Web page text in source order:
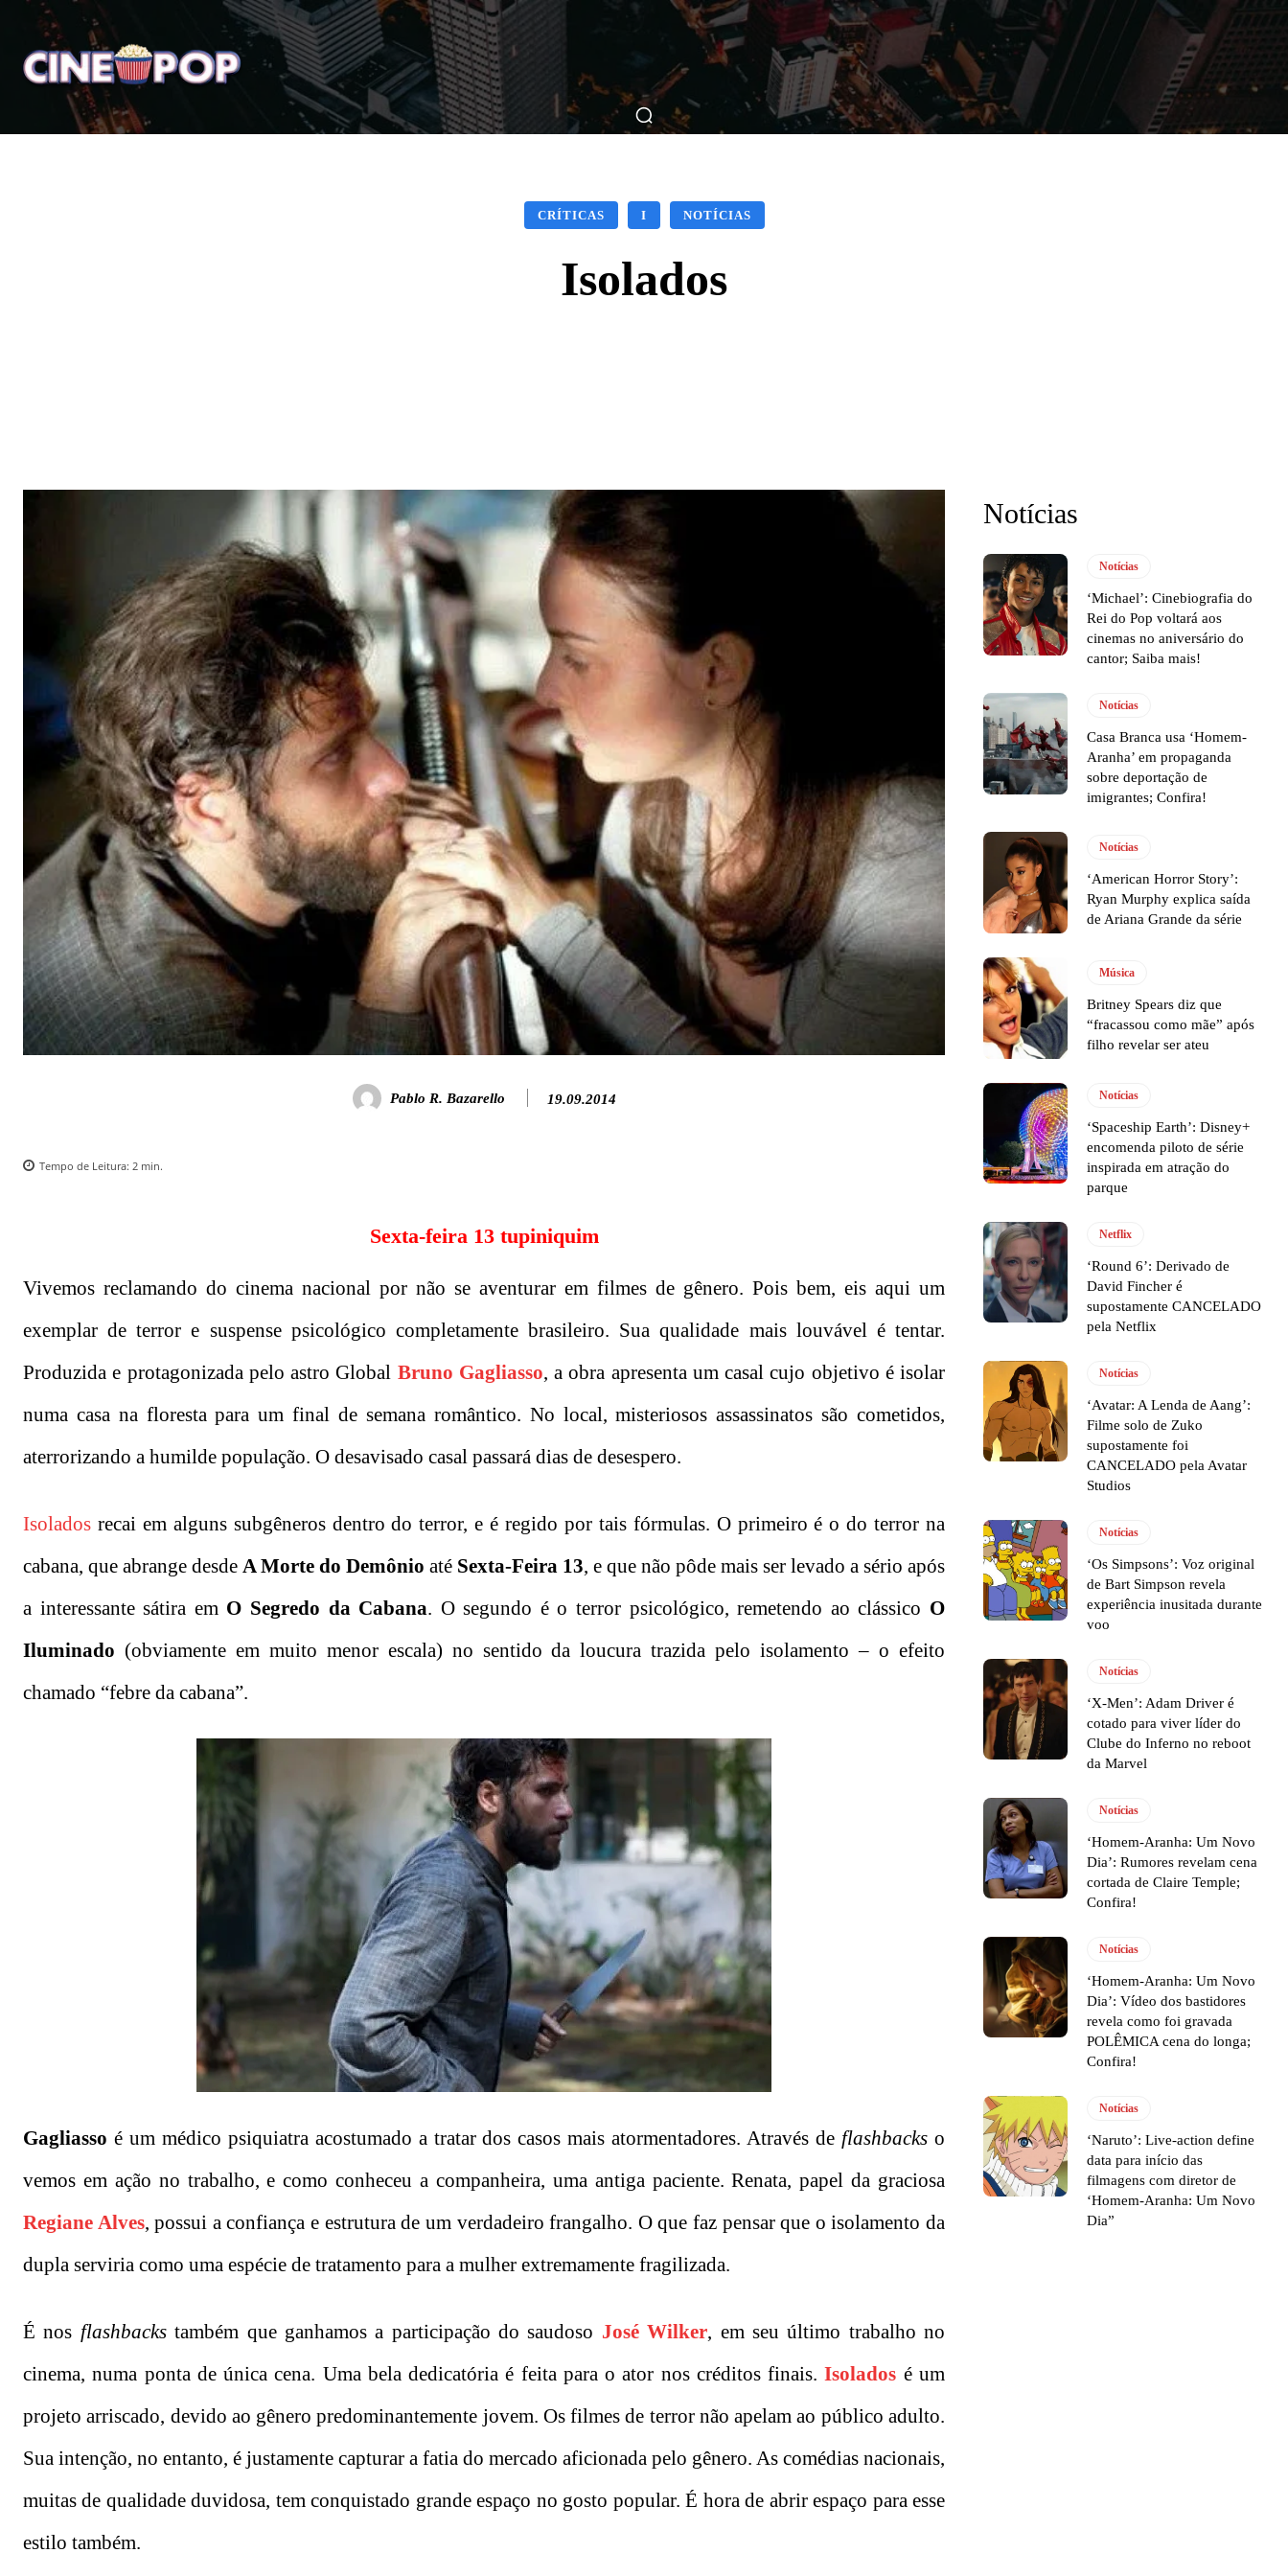
Home Notícias Críticas Breve Nos Cinemas Matérias Nos Cinemas Filmes Séries Música Gênero
CRÍTICAS I NOTÍCIAS
Isolados
Pablo R. Bazarello 19.09.2014
Tempo de Leitura: 2 min.
Sexta-feira 13 tupiniquim
Vivemos reclamando do cinema nacional por não se aventurar em filmes de gênero. Pois bem, eis aqui um
exemplar de terror e suspense psicológico completamente brasileiro. Sua qualidade mais louvável é tentar.
Produzida e protagonizada pelo astro Global Bruno Gagliasso, a obra apresenta um casal cujo objetivo é isolar
numa casa na floresta para um final de semana romântico. No local, misteriosos assassinatos são cometidos,
aterrorizando a humilde população. O desavisado casal passará dias de desespero.
Isolados recai em alguns subgêneros dentro do terror, e é regido por tais fórmulas. O primeiro é o do terror na
cabana, que abrange desde A Morte do Demônio até Sexta-Feira 13, e que não pôde mais ser levado a sério após
a interessante sátira em O Segredo da Cabana. O segundo é o terror psicológico, remetendo ao clássico O
Iluminado (obviamente em muito menor escala) no sentido da loucura trazida pelo isolamento – o efeito
chamado “febre da cabana”.
Gagliasso é um médico psiquiatra acostumado a tratar dos casos mais atormentadores. Através de flashbacks o
vemos em ação no trabalho, e como conheceu a companheira, uma antiga paciente. Renata, papel da graciosa
Regiane Alves, possui a confiança e estrutura de um verdadeiro frangalho. O que faz pensar que o isolamento da
dupla serviria como uma espécie de tratamento para a mulher extremamente fragilizada.
É nos flashbackstambém que ganhamos a participação do saudoso José Wilker, em seu último trabalho no
cinema, numa ponta de única cena. Uma bela dedicatória é feita para o ator nos créditos finais.Isolados é um
projeto arriscado, devido ao gênero predominantemente jovem. Os filmes de terror não apelam ao público adulto.
Sua intenção, no entanto, é justamente capturar a fatia do mercado aficionada pelo gênero. As comédias nacionais,
muitas de qualidade duvidosa, tem conquistado grande espaço no gosto popular. É hora de abrir espaço para esse
estilo também.
Notícias
Notícias
‘Michael’: Cinebiografia do
Rei do Pop voltará aos
cinemas no aniversário do
cantor; Saiba mais!
Notícias
Casa Branca usa ‘Homem-
Aranha’ em propaganda
sobre deportação de
imigrantes; Confira!
Notícias
‘American Horror Story’:
Ryan Murphy explica saída
de Ariana Grande da série
Música
Britney Spears diz que
“fracassou como mãe” após
filho revelar ser ateu
Notícias
‘Spaceship Earth’: Disney+
encomenda piloto de série
inspirada em atração do
parque
Netflix
‘Round 6’: Derivado de
David Fincher é
supostamente CANCELADO
pela Netflix
Notícias
‘Avatar: A Lenda de Aang’:
Filme solo de Zuko
supostamente foi
CANCELADO pela Avatar
Studios
Notícias
‘Os Simpsons’: Voz original
de Bart Simpson revela
experiência inusitada durante
voo
Notícias
‘X-Men’: Adam Driver é
cotado para viver líder do
Clube do Inferno no reboot
da Marvel
Notícias
‘Homem-Aranha: Um Novo
Dia’: Rumores revelam cena
cortada de Claire Temple;
Confira!
Notícias
‘Homem-Aranha: Um Novo
Dia’: Vídeo dos bastidores
revela como foi gravada
POLÊMICA cena do longa;
Confira!
Notícias
‘Naruto’: Live-action define
data para início das
filmagens com diretor de
‘Homem-Aranha: Um Novo
Dia”